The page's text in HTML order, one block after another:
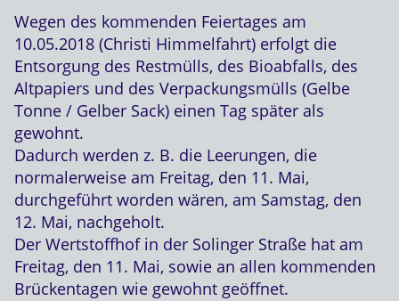
Wegen des kommenden Feiertages am
10.05.2018 (Christi Himmelfahrt) erfolgt die
Entsorgung des Restmülls, des Bioabfalls, des
Altpapiers und des Verpackungsmülls (Gelbe
Tonne / Gelber Sack) einen Tag später als
gewohnt.
Dadurch werden z. B. die Leerungen, die
normalerweise am Freitag, den 11. Mai,
durchgeführt worden wären, am Samstag, den
12. Mai, nachgeholt.
Der Wertstoffhof in der Solinger Straße hat am
Freitag, den 11. Mai, sowie an allen kommenden
Brückentagen wie gewohnt geöffnet.